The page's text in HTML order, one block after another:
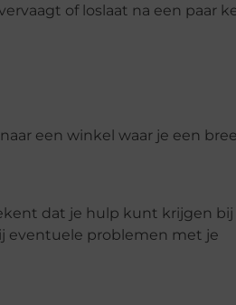
of loslaat na een paar
een winkel waar je een
dat je hulp kunt krijgen
eventuele problemen met je